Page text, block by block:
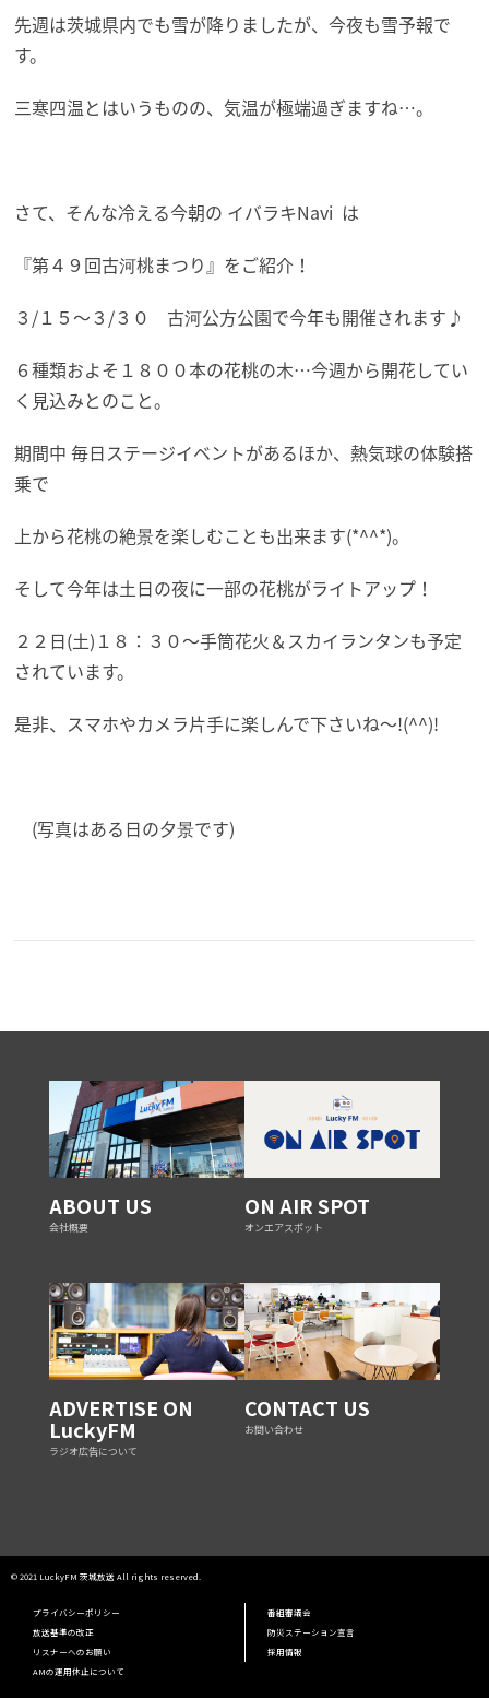
先週は茨城県内でも雪が降りましたが、今夜も雪予報で
す。
三寒四温とはいうものの、気温が極端過ぎますね…。
さて、そんな冷える今朝の イバラキNavi は
『第４９回古河桃まつり』をご紹介！
３/１５～３/３０ 古河公方公園で今年も開催されます♪
６種類およそ１８００本の花桃の木…今週から開花してい
く見込みとのこと。
期間中 毎日ステージイベントがあるほか、熱気球の体験搭
乗で
上から花桃の絶景を楽しむことも出来ます(*^^*)。
そして今年は土日の夜に一部の花桃がライトアップ！
２２日(土)１８：３０～手筒花火＆スカイランタンも予定
されています。
是非、スマホやカメラ片手に楽しんで下さいね～!(^^)!
(写真はある日の夕景です)
ABOUT US
会社概要
ON AIR SPOT
オンエアスポット
ADVERTISE ON
LuckyFM
ラジオ広告について
CONTACT US
お問い合わせ
© 2021 LuckyFM 茨城放送 All rights reserved.
プライバシーポリシー
番組審議会
放送基準の改正
防災ステーション宣言
リスナーへのお願い
採用情報
AMの運用休止について